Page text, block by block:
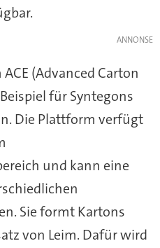
(Advanced Carton
für Syntegons
Die Plattform verfügt
und kann eine
Sie formt Kartons
von Leim. Dafür wird